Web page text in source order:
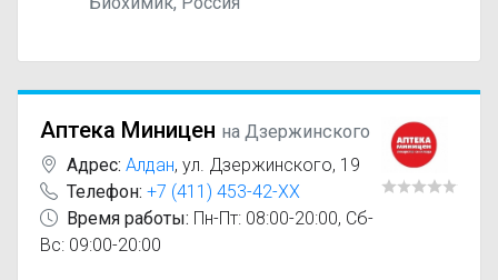
Аптека Миницен на Дзержинского
Адрес: Алдан, ул. Дзержинского, 19
Телефон: +7 (411) 453-42-XX
Время работы: Пн-Пт: 08:00-20:00, Сб-
Вс: 09:00-20:00